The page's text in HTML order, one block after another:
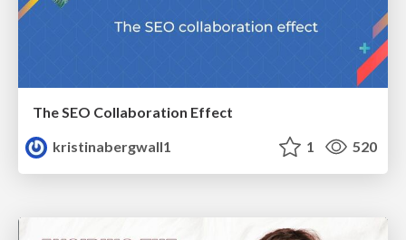
The SEO Collaboration Effect
kristinabergwall1
1 520